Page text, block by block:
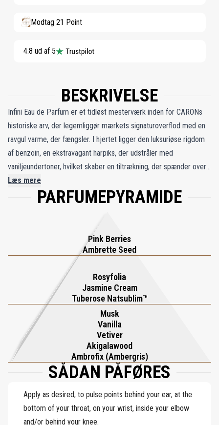
Modtag 21 Point
4.8 ud af 5
BESKRIVELSE
Infini Eau de Parfum er et tidløst mesterværk inden for CARONs
historiske arv, der legemliggør mærkets signaturoverflod med en
ravgul varme, der fængsler. I hjertet ligger den luksuriøse rigdom
af benzoin, en ekstravagant harpiks, der udstråler med
vaniljeundertoner, hvilket skaber en tiltrækning, der spænder over
generationer. Duften åbner med et levende udbrud af pære, der
graciøst blander sig ind i den cremede benzoin og sætter scenen
dybde, mens cremet sandeltræ giver en fløjlsagtig blødhed. En
blanding af glade frugter forstærker pæren og balancerer duftens
rige varme med frisk livlighed. Infini er mere end en parfume; det
er en elegant hyldest til CARONs arv, der fanger den varige essens
af arv tilført moderne sofistikering - en duftende ode, der giver
genlyd med tidløs tiltrækning og moderne ynde.
Læs mere
PARFUMEPYRAMIDE
Pink Berries
Ambrette Seed
Rosyfolia
Jasmine Cream
Tuberose Natsublim™
Musk
Vanilla
Vetiver
Akigalawood
Ambrofix (Ambergris)
SÅDAN PÅFØRES
Apply as desired, to pulse points behind your ear, at the
bottom of your throat, on your wrist, inside your elbow
and/or behind your knee.